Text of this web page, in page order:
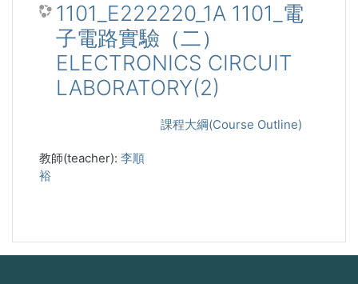
1101_E222220_1A 1101_電
子電路實驗（二）
ELECTRONICS CIRCUIT
LABORATORY(2)
課程大綱(Course Outline)
教師(teacher): 李順
裕